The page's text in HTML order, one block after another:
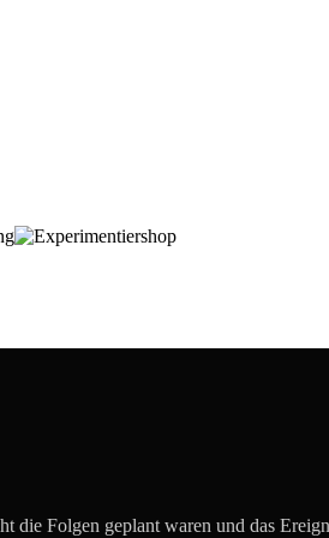
die Folgen geplant waren und das